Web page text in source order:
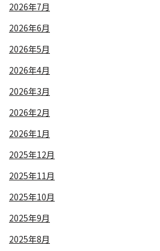
2026年7月
2026年6月
2026年5月
2026年4月
2026年3月
2026年2月
2026年1月
2025年12月
2025年11月
2025年10月
2025年9月
2025年8月